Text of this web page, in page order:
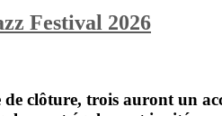
Festival 2026
de clôture, trois auront un